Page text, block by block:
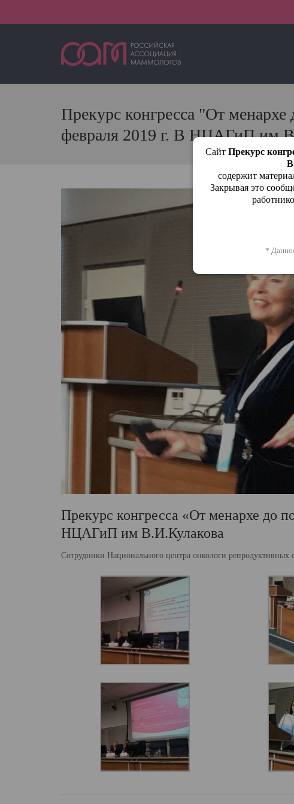
Прекурс конгресса "От менархе
февраля 2019 г. В НЦАГиП им
Прекурс конгресса «От менархе до
НЦАГиП им В.И.Кулакова
Сотрудники Национального центра онкологи
Сайт Прекурс
содержит
Закрывая это
*